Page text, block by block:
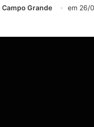
Grande em 26/